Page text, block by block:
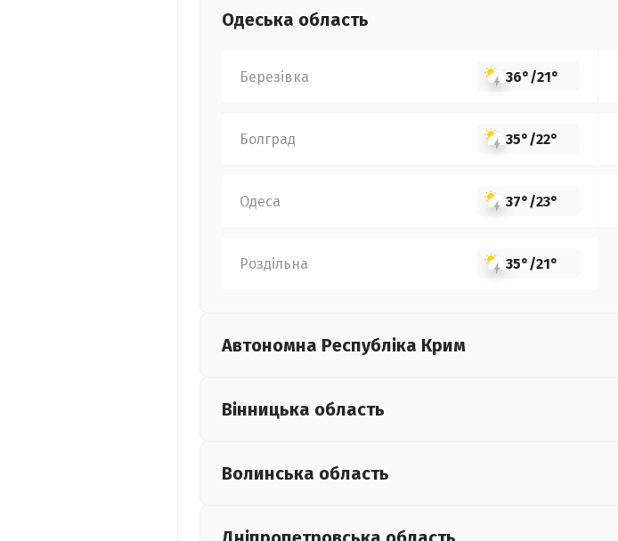
Одеська область
Березівка 36°/21°
Болград 35°/22°
Одеса 37°/23°
Роздільна 35°/21°
Автономна Республіка Крим
Вінницька область
Волинська область